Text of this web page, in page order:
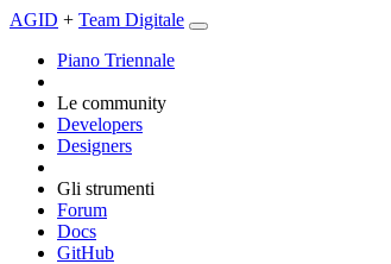
AGID + Team Digitale
Piano Triennale
Le community
Developers
Designers
Gli strumenti
Forum
Docs
GitHub